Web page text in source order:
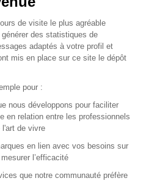
du site
SAFI
de visite le plus agréable
des statistiques de
adaptés à votre profil et
mis en place sur ce site le dépôt
pour :
nous développons pour faciliter
en relation entre les professionnels
l'art de vivre
en lien avec vos besoins sur
l’efficacité
que notre communauté préfère